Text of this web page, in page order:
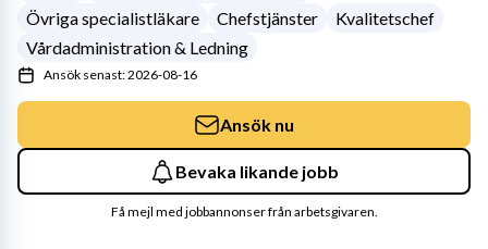
Övriga specialistläkare
Chefstjänster
Kvalitetschef
Vårdadministration & Ledning
Ansök senast: 2026-08-16
Ansök nu
Bevaka likande jobb
Få mejl med jobbannonser från arbetsgivaren.